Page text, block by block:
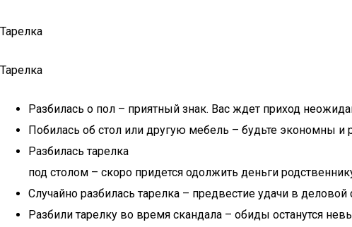
Тарелка
Тарелка
Разбилась о пол – приятный знак. Вас ждет приход
Побилась об стол или другую мебель – будьте экономны
Разбилась тарелка
под столом – скоро придется одолжить деньги
Случайно разбилась тарелка – предвестие удачи в деловой
Разбили тарелку во время скандала – обиды останутся